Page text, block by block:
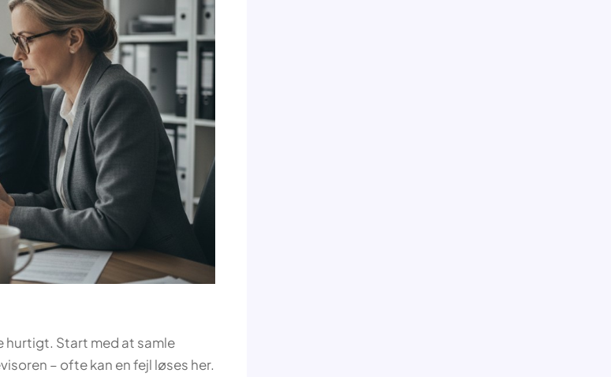
hurtigt. Start med at samle
– ofte kan en fejl løses her.